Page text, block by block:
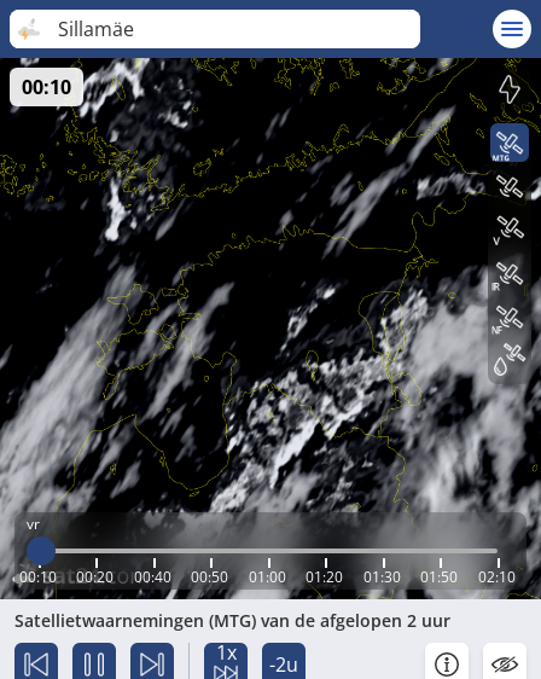
Sillamäe
vr
00:10 00:20 00:40 00:50 01:00 01:20 01:30 01:50 02:10
00:10
Satellietwaarnemingen (MTG) van de afgelopen 2 uur
1x -2u